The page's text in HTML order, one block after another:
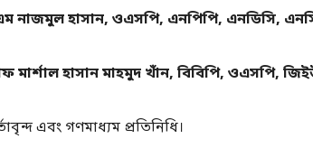
নাজমুল হাসান, ওএসপি, এনপিপি, এনডিসি,
মার্শাল হাসান মাহমুদ খাঁন, বিবিপি, ওএসপি,
এবং গণমাধ্যম প্রতিনিধি।